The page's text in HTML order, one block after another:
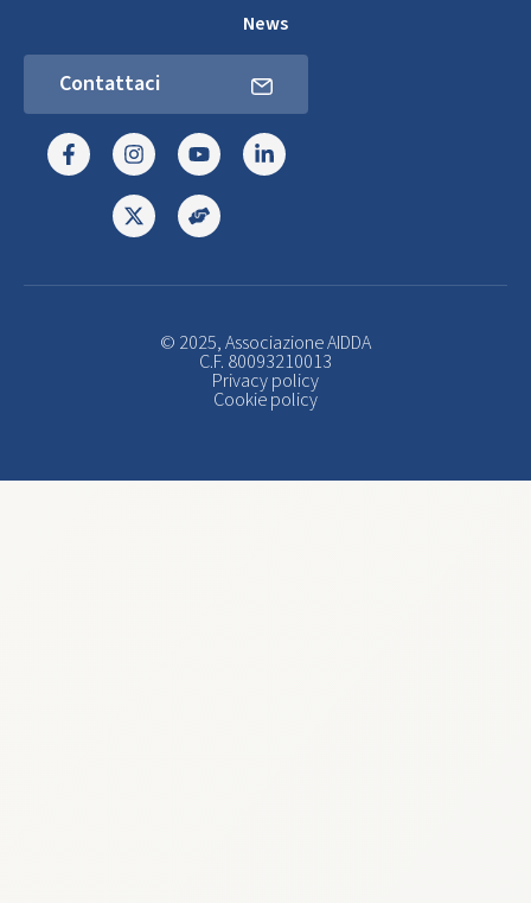
News
Contattaci
© 2025, Associazione AIDDA
C.F. 80093210013
Privacy policy
Cookie policy